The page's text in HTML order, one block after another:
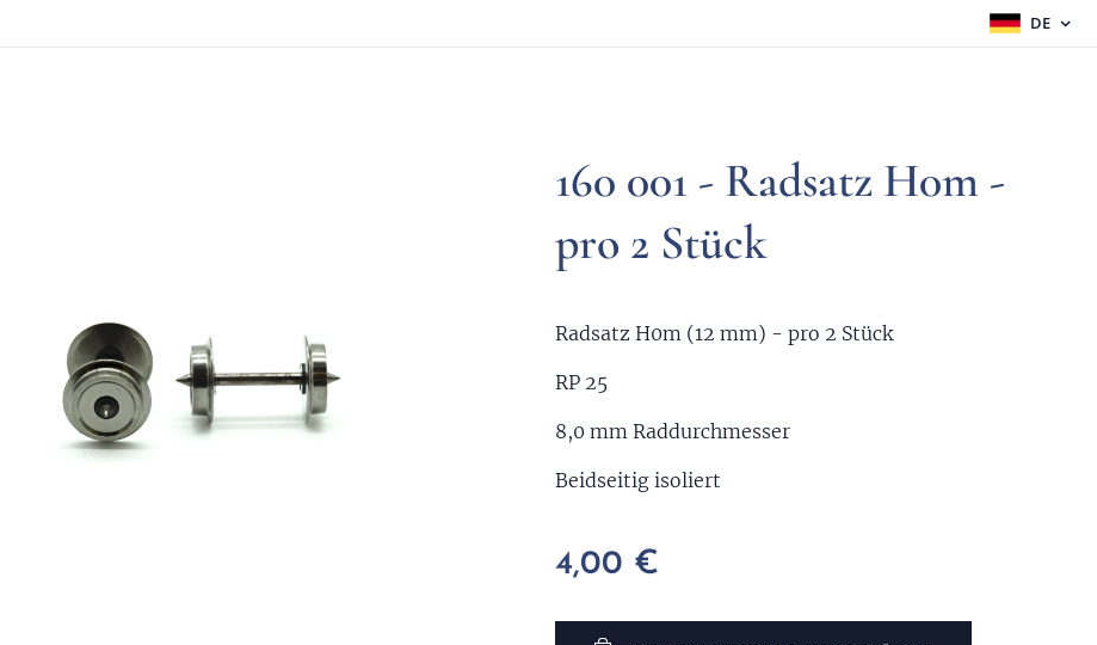
DE
160 001 - Radsatz H0m -
pro 2 Stück
Radsatz H0m (12 mm) - pro 2 Stück
RP 25
8,0 mm Raddurchmesser
Beidseitig isoliert
4,00 €